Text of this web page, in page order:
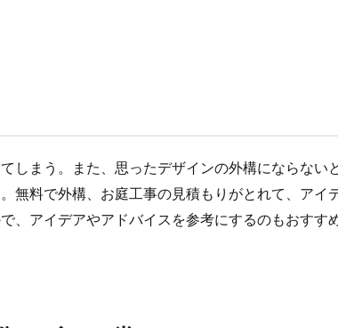
しまう。また、思ったデザインの外構にならない
無料で外構、お庭工事の見積もりがとれて、アイ
、アイデアやアドバイスを参考にするのもおすす